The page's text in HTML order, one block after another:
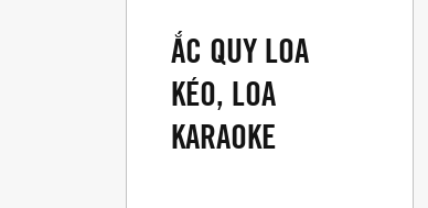
ẮC QUY LOA
KÉO, LOA
KARAOKE